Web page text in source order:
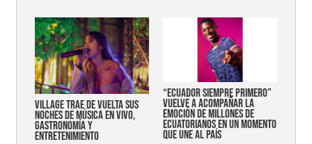
Village trae de vuelta sus
noches de música en vivo,
gastronomía y
entretenimiento
“Ecuador siempre primero”
vuelve a acompañar la
emoción de millones de
ecuatorianos en un momento
que une al país